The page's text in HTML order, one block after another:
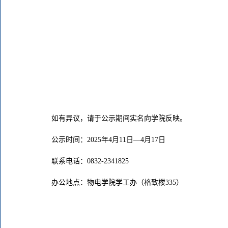
如有异议，请于公示期间实名向学院反映。
公示时间：2025年4月11日—4月17日
联系电话：0832-2341825
办公地点：物电学院学工办（格致楼335）